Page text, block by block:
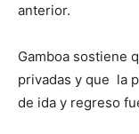
anterior.
Gamboa sostiene
privadas y que la
de ida y regreso